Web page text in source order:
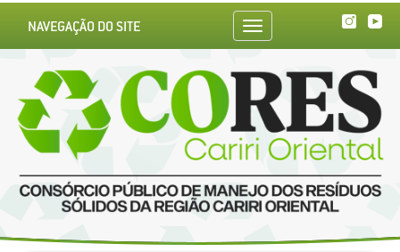
Toggle
navigation
NAVEGAÇÃO DO SITE